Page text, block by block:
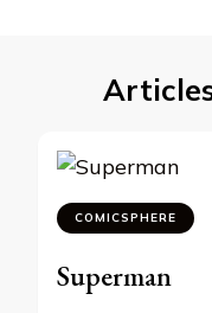
COMICSPHERE
Superman